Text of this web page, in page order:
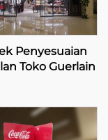
Penyesuaian
Toko Guerlain